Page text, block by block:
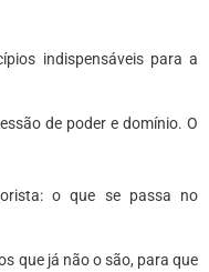
indispensáveis para a
de poder e domínio. O
o que se passa no
que já não o são, para que